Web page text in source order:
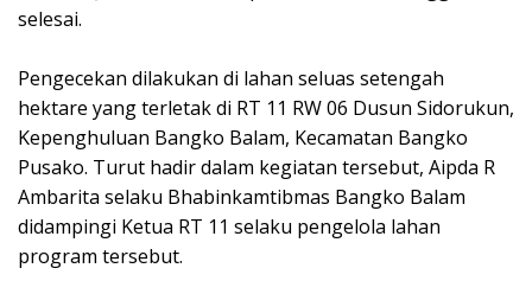
selesai.
Pengecekan dilakukan di lahan seluas setengah
hektare yang terletak di RT 11 RW 06 Dusun Sidorukun,
Kepenghuluan Bangko Balam, Kecamatan Bangko
Pusako. Turut hadir dalam kegiatan tersebut, Aipda R
Ambarita selaku Bhabinkamtibmas Bangko Balam
didampingi Ketua RT 11 selaku pengelola lahan
program tersebut.